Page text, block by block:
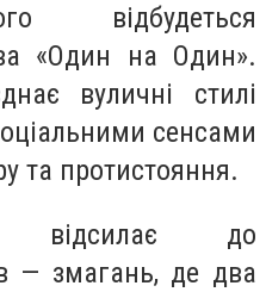
відбудеться
«Один на Один».
вуличні стилі
сенсами
та протистояння.
відсилає до
— змагань, де два